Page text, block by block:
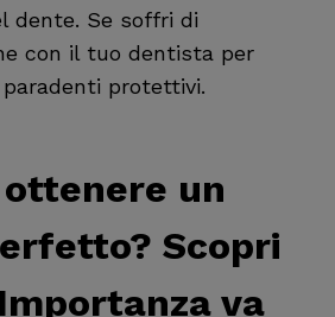
dente. Se soffri di
con il tuo dentista per
protettivi.
un
Scopri
va